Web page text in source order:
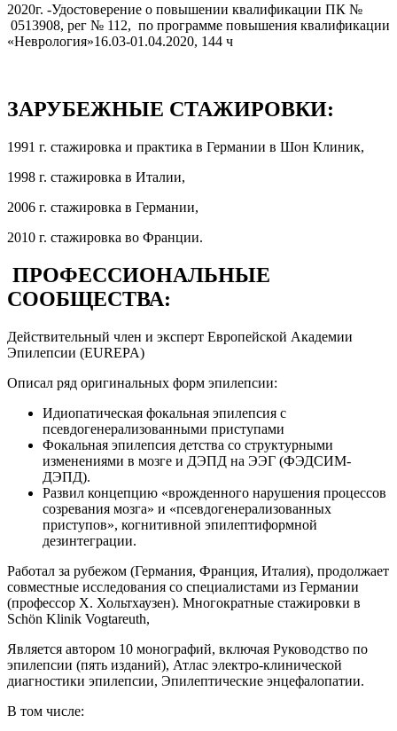
2020г. -Удостоверение о повышении квалификации ПК №
0513908, рег № 112, по программе повышения квалификации
«Неврология»16.03-01.04.2020, 144 ч
ЗАРУБЕЖНЫЕ СТАЖИРОВКИ:
1991 г. стажировка и практика в Германии в Шон Клиник,
1998 г. стажировка в Италии,
2006 г. стажировка в Германии,
2010 г. стажировка во Франции.
ПРОФЕССИОНАЛЬНЫЕ
СООБЩЕСТВА:
Действительный член и эксперт Европейской Академии
Эпилепсии (EUREPA)
Описал ряд оригинальных форм эпилепсии:
Идиопатическая фокальная эпилепсия с
псевдогенерализованными приступами
Фокальная эпилепсия детства со структурными
изменениями в мозге и ДЭПД на ЭЭГ (ФЭДСИМ-
ДЭПД).
Развил концепцию «врожденного нарушения процессов
созревания мозга» и «псевдогенерализованных
приступов», когнитивной эпилептиформной
дезинтеграции.
Работал за рубежом (Германия, Франция, Италия), продолжает
совместные исследования со специалистами из Германии
(профессор Х. Хольтхаузен). Многократные стажировки в
Schön Klinik Vogtareuth,
Является автором 10 монографий, включая Руководство по
эпилепсии (пять изданий), Атлас электро-клинической
диагностики эпилепсии, Эпилептические энцефалопатии.
В том числе: